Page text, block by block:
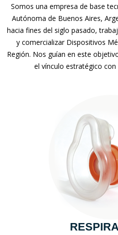
Somos una empresa de base
Autónoma de Buenos Aires,
hacia fines del siglo pasado,
y comercializar Dispositivos
Región. Nos guían en este
el vínculo estratégico